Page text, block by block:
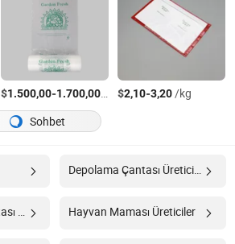
$1.500,00-1.700,00/Ton
$2,10-3,20/kg
Sohbet
Depolama Çantası Üreticiler
Hayvan Maması Üreticiler